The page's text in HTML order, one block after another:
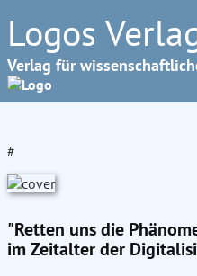
Logos
Verlag für
#
"Retten uns die
im Zeitalter der